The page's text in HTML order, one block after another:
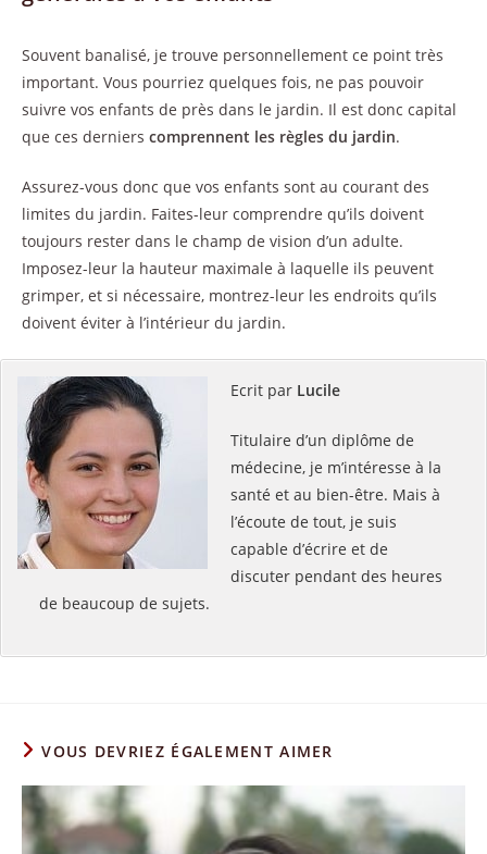
Souvent banalisé, je trouve personnellement ce point très
important. Vous pourriez quelques fois, ne pas pouvoir
suivre vos enfants de près dans le jardin. Il est donc capital
que ces derniers comprennent les règles du jardin.
Assurez-vous donc que vos enfants sont au courant des
limites du jardin. Faites-leur comprendre qu’ils doivent
toujours rester dans le champ de vision d’un adulte.
Imposez-leur la hauteur maximale à laquelle ils peuvent
grimper, et si nécessaire, montrez-leur les endroits qu’ils
doivent éviter à l’intérieur du jardin.
Ecrit par Lucile
Titulaire d’un diplôme de
médecine, je m’intéresse à la
santé et au bien-être. Mais à
l’écoute de tout, je suis
capable d’écrire et de
discuter pendant des heures
de beaucoup de sujets.
VOUS DEVRIEZ ÉGALEMENT AIMER